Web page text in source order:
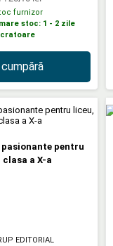
furnizor
stoc: 1 - 2 zile
cumpără
pentru
clasa a X-a
EDITORIAL